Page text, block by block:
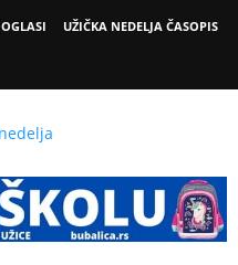
OGLASI UŽIČKA NEDELJA ČASOPIS